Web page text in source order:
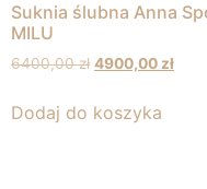
Suknia ślubna Anna
MILU
6400,00zł 4900,00zł
Dodaj do koszyka